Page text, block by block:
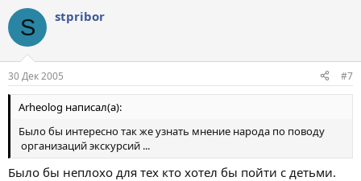
S stpribor
30 Дек 2005 #7
Arheolog написал(а):
Было бы интересно так же узнать мнение народа по поводу
организаций экскурсий ...
Было бы неплохо для тех кто хотел бы пойти с детьми.